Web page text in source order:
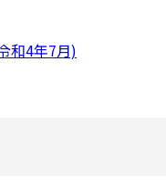
和4年7月)